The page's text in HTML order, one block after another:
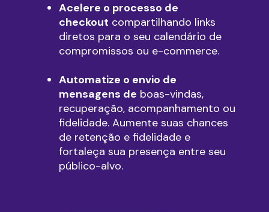
Acelere o processo de
checkout compartilhando links
diretos para o seu calendário de
compromissos ou e-commerce.
Automatize o envio de
mensagens de boas-vindas,
recuperação, acompanhamento ou
fidelidade. Aumente suas chances
de retenção e fidelidade e
fortaleça sua presença entre seu
público-alvo.